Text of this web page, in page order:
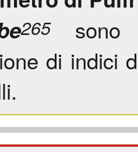
265sono
di indici